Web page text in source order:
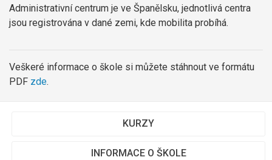
Administrativní centrum je ve Španělsku, jednotlivá centra
jsou registrována v dané zemi, kde mobilita probíhá.
Veškeré informace o škole si můžete stáhnout ve formátu
PDF zde.
KURZY
INFORMACE O ŠKOLE